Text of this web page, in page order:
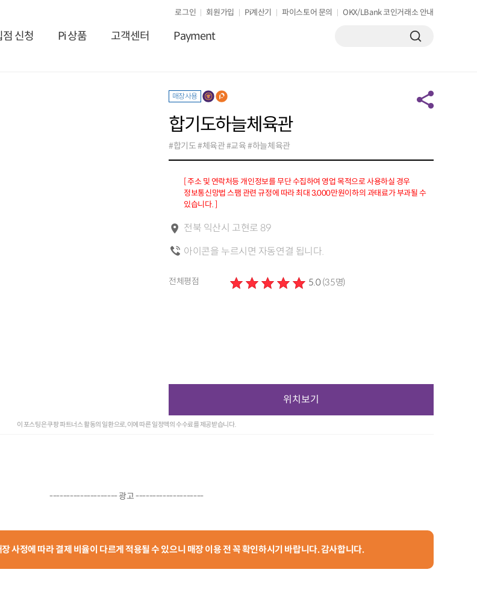
점 신청 Pi 상품 고객센터 Payment
로그인 회원가입 Pi계산기 파이스토어 문의 OKX/LBank 코인거래소 안내
매장사용
합기도하늘체육관
#합기도 #체육관 #교육 #하늘체육관
[ 주소 및 연락처등 개인정보를 무단 수집하여 영업 목적으로 사용하실 경우
정보통신망법 스팸 관련 규정에 따라 최대 3,000만원이하의 과태료가 부과될 수
있습니다. ]
전북 익산시 고현로 89
아이콘을 누르시면 자동연결 됩니다.
전체평점 5.0 (35명)
위치보기
이 포스팅은 쿠팡 파트너스 활동의 일환으로, 이에 따른 일정액의 수수료를 제공받습니다.
-------------------- 광고 --------------------
사정에 따라 결제 비율이 다르게 적용될 수 있으니 매장 이용 전 꼭 확인하시기 바랍니다. 감사합니다.